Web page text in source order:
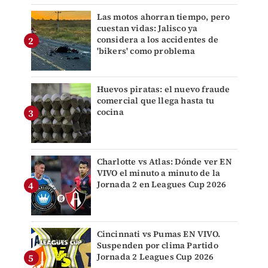
Las motos ahorran tiempo, pero
cuestan vidas: Jalisco ya
considera a los accidentes de
'bikers' como problema
Huevos piratas: el nuevo fraude
comercial que llega hasta tu
cocina
Charlotte vs Atlas: Dónde ver EN
VIVO el minuto a minuto de la
Jornada 2 en Leagues Cup 2026
Cincinnati vs Pumas EN VIVO.
Suspenden por clima Partido
Jornada 2 Leagues Cup 2026